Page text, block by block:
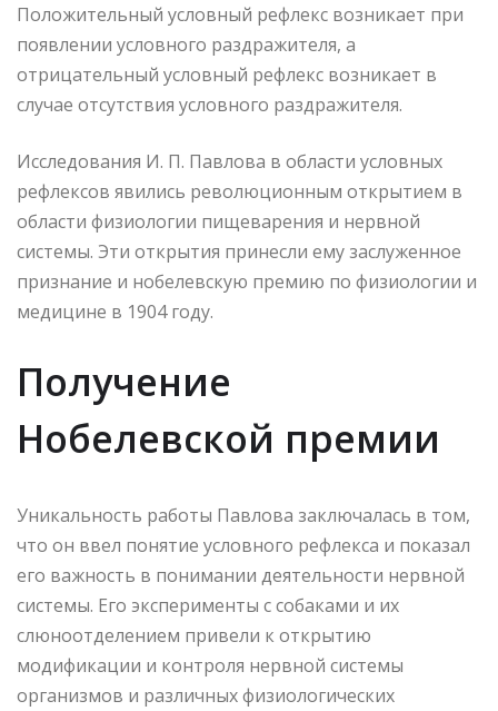
Положительный условный рефлекс возникает при
появлении условного раздражителя, а
отрицательный условный рефлекс возникает в
случае отсутствия условного раздражителя.
Исследования И. П. Павлова в области условных
рефлексов явились революционным открытием в
области физиологии пищеварения и нервной
системы. Эти открытия принесли ему заслуженное
признание и нобелевскую премию по физиологии и
медицине в 1904 году.
Получение
Нобелевской премии
Уникальность работы Павлова заключалась в том,
что он ввел понятие условного рефлекса и показал
его важность в понимании деятельности нервной
системы. Его эксперименты с собаками и их
слюноотделением привели к открытию
модификации и контроля нервной системы
организмов и различных физиологических